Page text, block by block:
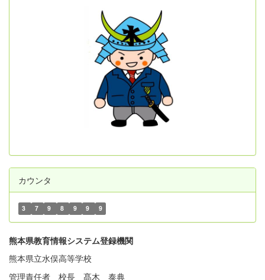
カウンタ
3 7 9 8 9 9 9
熊本県教育情報システム登録機関
熊本県立水俣高等学校
管理責任者 校長 髙木 泰典